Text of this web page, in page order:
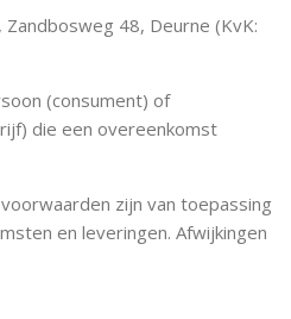
48, Deurne (KvK:
(consument) of
die een overeenkomst
zijn van toepassing
en leveringen. Afwijkingen